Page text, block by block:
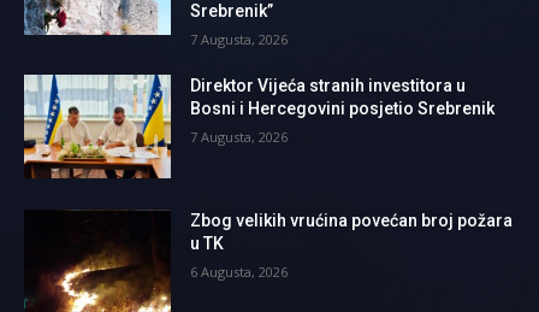
Srebrenik”
7 Augusta, 2026
Direktor Vijeća stranih investitora u
Bosni i Hercegovini posjetio Srebrenik
7 Augusta, 2026
Zbog velikih vrućina povećan broj požara
u TK
6 Augusta, 2026